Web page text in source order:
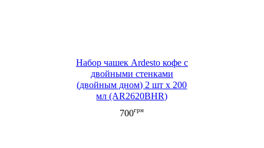
Набор чашек Ardesto кофе с
двойными стенками
(двойным дном) 2 шт х 200
мл (AR2620BHR)
700грн